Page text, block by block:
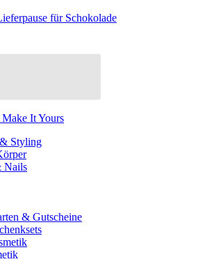
für Schokolade
Make It Yours
Styling
Nails
& Gutscheine